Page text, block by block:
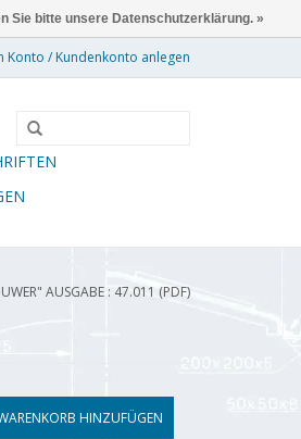
Konto / Kundenkonto anlegen
AUSGABE : 47.011 (PDF)
HINZUFÜGEN
Sie bitte unsere Datenschutzerklärung. »